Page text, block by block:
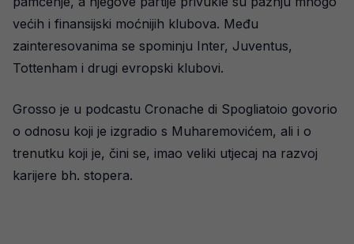
većih i finansijski moćnijih klubova. Među
zainteresovanima se spominju Inter, Juventus,
Tottenham i drugi evropski klubovi.
Grosso je u podcastu Cronache di Spogliatoio govorio
o odnosu koji je izgradio s Muharemovićem, ali i o
trenutku koji je, čini se, imao veliki utjecaj na razvoj
karijere bh. stopera.